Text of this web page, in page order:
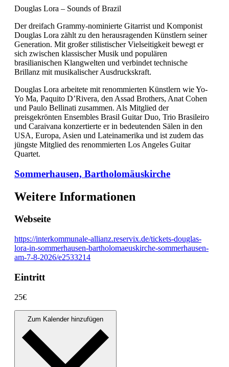
Douglas Lora – Sounds of Brazil
Der dreifach Grammy-nominierte Gitarrist und Komponist
Douglas Lora zählt zu den herausragenden Künstlern seiner
Generation. Mit großer stilistischer Vielseitigkeit bewegt er
sich zwischen klassischer Musik und populären
brasilianischen Klangwelten und verbindet technische
Brillanz mit musikalischer Ausdruckskraft.
Douglas Lora arbeitete mit renommierten Künstlern wie Yo-
Yo Ma, Paquito D’Rivera, den Assad Brothers, Anat Cohen
und Paulo Bellinati zusammen. Als Mitglied der
preisgekrönten Ensembles Brasil Guitar Duo, Trio Brasileiro
und Caraivana konzertierte er in bedeutenden Sälen in den
USA, Europa, Asien und Lateinamerika und ist zudem das
jüngste Mitglied des renommierten Los Angeles Guitar
Quartet.
Sommerhausen, Bartholomäuskirche
Weitere Informationen
Webseite
https://interkommunale-allianz.reservix.de/tickets-douglas-
lora-in-sommerhausen-bartholomaeuskirche-sommerhausen-
am-7-8-2026/e2533214
Eintritt
25€